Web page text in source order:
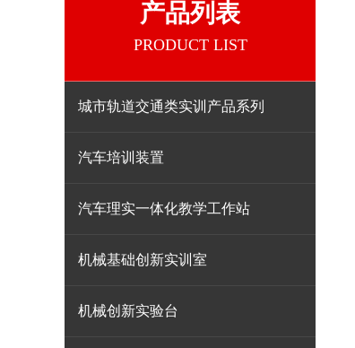
产品列表
PRODUCT LIST
城市轨道交通类实训产品系列
汽车培训装置
汽车理实一体化教学工作站
机械基础创新实训室
机械创新实验台